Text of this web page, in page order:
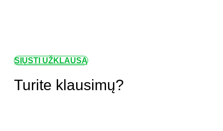
SIŲSTI UŽKLAUSĄ
Turite klausimų?